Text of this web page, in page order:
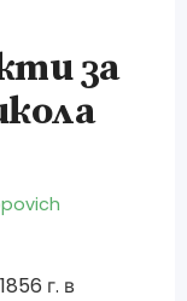
за
г. в